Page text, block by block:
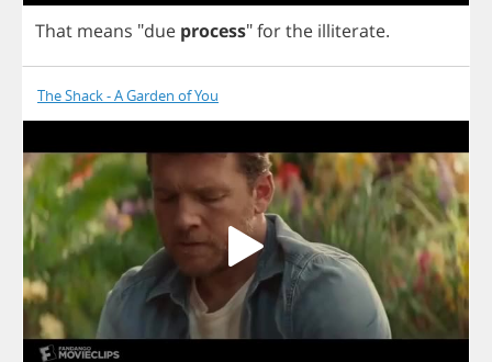
That means "due process"forthe illiterate.
The Shack - A Garden of You